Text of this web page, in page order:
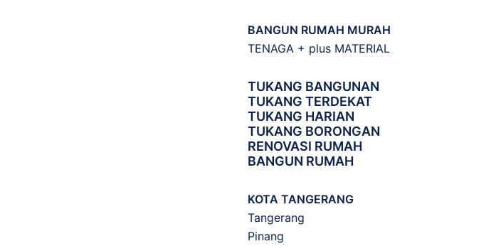
BANGUN RUMAH MURAH
TENAGA + plus MATERIAL
TUKANG BANGUNAN
TUKANG TERDEKAT
TUKANG HARIAN
TUKANG BORONGAN
RENOVASI RUMAH
BANGUN RUMAH
KOTA TANGERANG
Tangerang
Pinang